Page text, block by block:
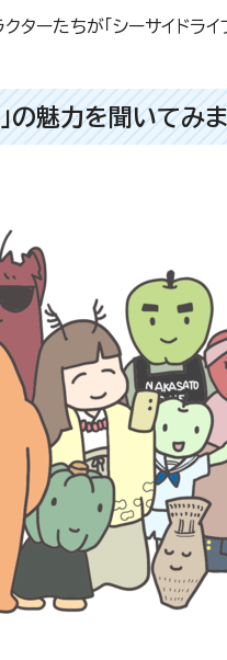
ーたちが「シーサイドライ
の魅力を聞いてみ